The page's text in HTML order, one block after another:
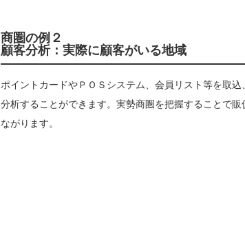
商圏の例２
顧客分析：実際に顧客がいる地域
ポイントカードやＰＯＳシステム、会員リスト等を取
分析することができます。実勢商圏を把握することで
ながります。